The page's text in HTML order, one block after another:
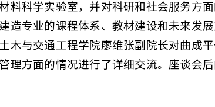
料科学实验室，并对科研和社会服务方
造专业的课程体系、教材建设和未来发
木与交通工程学院廖维张副院长对曲成
理方面的情况进行了详细交流。座谈会